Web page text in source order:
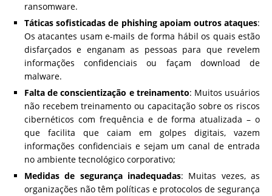
ransomware.
Táticas sofisticadas de phishing apoiam outros ataques:
Os atacantes usam e-mails de forma hábil os quais estão
disfarçados e enganam as pessoas para que revelem
informações confidenciais ou façam download de
malware.
Falta de conscientização e treinamento: Muitos usuários
não recebem treinamento ou capacitação sobre os riscos
cibernéticos com frequência e de forma atualizada – o
que facilita que caiam em golpes digitais, vazem
informações confidenciais e sejam um canal de entrada
no ambiente tecnológico corporativo;
Medidas de segurança inadequadas: Muitas vezes, as
organizações não têm políticas e protocolos de segurança